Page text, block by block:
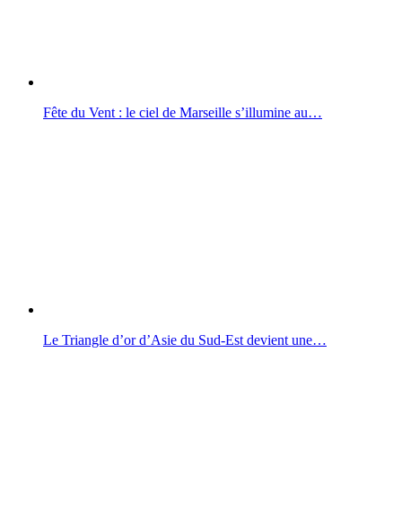
Fête du Vent : le ciel de Marseille s’illumine au…
Le Triangle d’or d’Asie du Sud-Est devient une…